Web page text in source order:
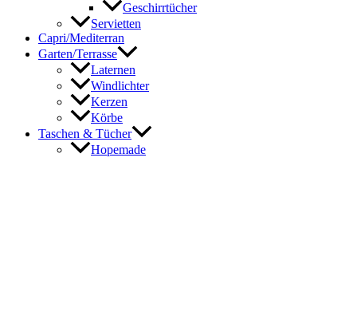
Geschirrtücher
Servietten
Capri/Mediterran
Garten/Terrasse
Laternen
Windlichter
Kerzen
Körbe
Taschen & Tücher
Hopemade